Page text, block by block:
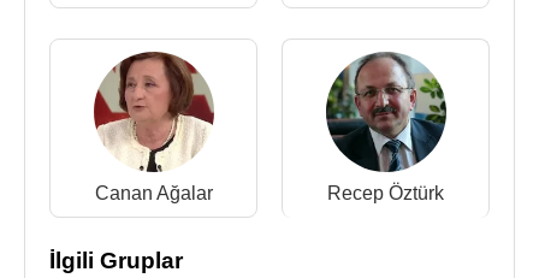
Canan Ağalar Recep Öztürk
İlgili Gruplar